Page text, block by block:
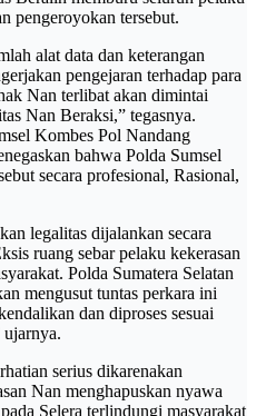
pengeroyokan tersebut.
alat data dan keterangan
pengejaran terhadap para
Nan terlibat akan dimintai
Nan Beraksi,” tegasnya.
Kombes Pol Nandang
bahwa Polda Sumsel
secara profesional, Rasional,
legalitas dijalankan secara
ruang sebar pelaku kekerasan
Polda Sumatera Selatan
mengusut tuntas perkara ini
dan diproses sesuai
ujarnya.
serius dikarenakan
Nan menghapuskan nyawa
Selera terlindungi masyarakat